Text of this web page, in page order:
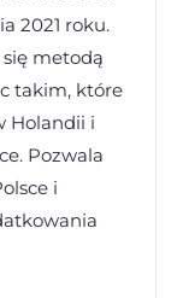
2021 roku.
metodą
takim, które
Holandii i
Pozwala
i